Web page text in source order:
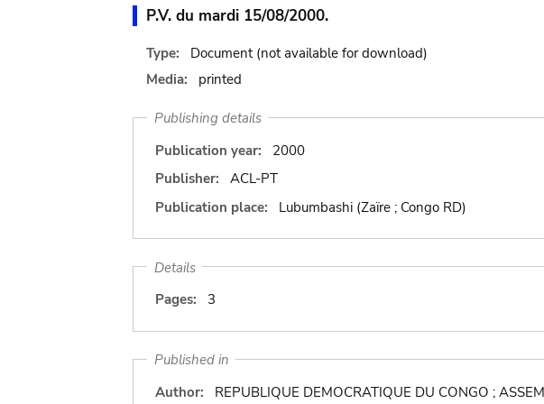
P.V. du mardi 15/08/2000.
Type: Document (not available for download)
Media:
printed
Publishing details
Publication year:
2000
Publisher:
ACL-PT
Publication place:
Lubumbashi (Zaïre ; Congo RD)
Details
Pages:
3
Published in
Author:
REPUBLIQUE DEMOCRATIQUE DU CONGO ;